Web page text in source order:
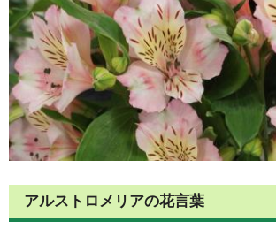
アルストロメリアの花言葉